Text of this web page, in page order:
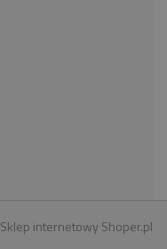
Sklep internetowy Shoper.pl